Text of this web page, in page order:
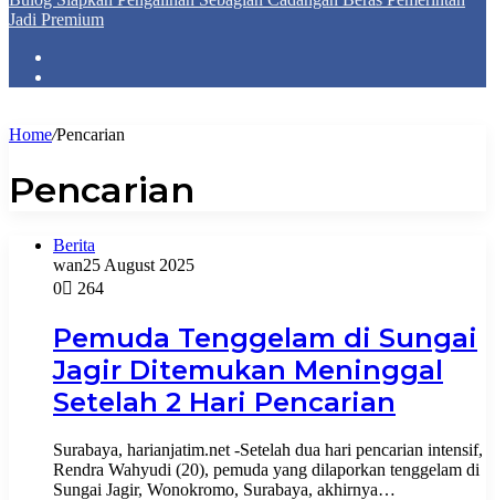
Jadi Premium
Home/Pencarian
Pencarian
Berita
wan25 August 2025
0
264
Pemuda Tenggelam di Sungai
Jagir Ditemukan Meninggal
Setelah 2 Hari Pencarian
Surabaya, harianjatim.net -​Setelah dua hari pencarian intensif,
Rendra Wahyudi (20), pemuda yang dilaporkan tenggelam di
Sungai Jagir, Wonokromo, Surabaya, akhirnya…